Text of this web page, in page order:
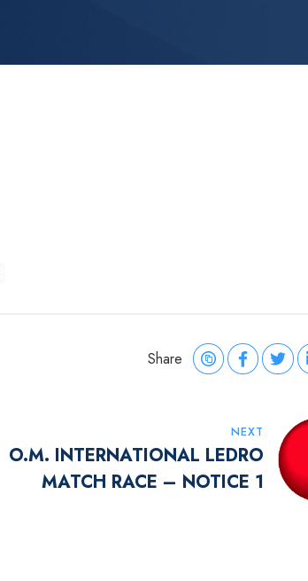
Share
NEXT
O.M. INTERNATIONAL LEDRO
MATCH RACE – NOTICE 1